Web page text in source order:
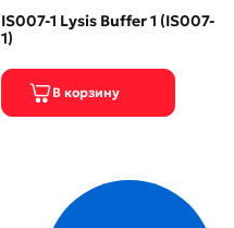
IS007-1 Lysis Buffer 1 (IS007-
1)